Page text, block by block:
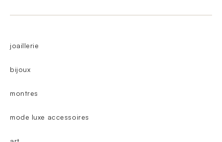
joaillerie
bijoux
montres
mode luxe accessoires